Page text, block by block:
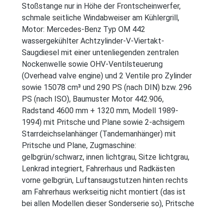
Stoßstange nur in Höhe der Frontscheinwerfer,
schmale seitliche Windabweiser am Kühlergrill,
Motor: Mercedes-Benz Typ OM 442
wassergekühlter Achtzylinder-V-Viertakt-
Saugdiesel mit einer untenliegenden zentralen
Nockenwelle sowie OHV-Ventilsteuerung
(Overhead valve engine) und 2 Ventile pro Zylinder
sowie 15078 cm³ und 290 PS (nach DIN) bzw. 296
PS (nach ISO), Baumuster Motor 442.906,
Radstand 4600 mm + 1320 mm, Modell 1989-
1994) mit Pritsche und Plane sowie 2-achsigem
Starrdeichselanhänger (Tandemanhänger) mit
Pritsche und Plane, Zugmaschine:
gelbgrün/schwarz, innen lichtgrau, Sitze lichtgrau,
Lenkrad integriert, Fahrerhaus und Radkästen
vorne gelbgrün, Luftansaugstutzen hinten rechts
am Fahrerhaus werkseitig nicht montiert (das ist
bei allen Modellen dieser Sonderserie so), Pritsche